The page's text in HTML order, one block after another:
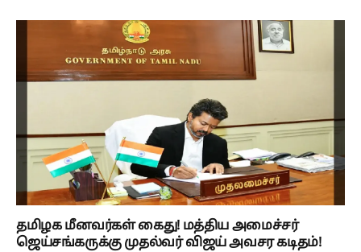
தமிழக மீனவர்கள் கைது! மத்திய அமைச்சர்
ஜெய்சங்கருக்கு முதல்வர் விஜய் அவசர கடிதம்!